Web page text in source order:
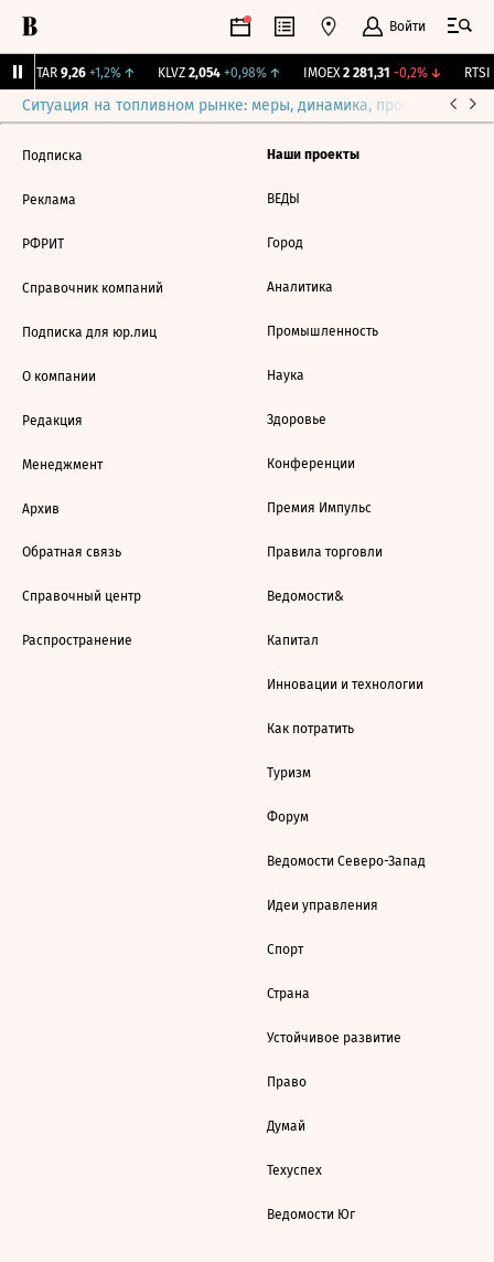
Войти
UTAR 9,26 +1,2%↑ KLVZ 2,054 +0,98%↑ IMOEX 2 281,31 -0,2%↓ RTSI
Ситуация на топливном рынке: меры, динамика, прогнозы
Подписка
Реклама
РФРИТ
Справочник компаний
Подписка для юр.лиц
О компании
Редакция
Менеджмент
Архив
Обратная связь
Справочный центр
Распространение
Наши проекты
ВЕДЫ
Город
Аналитика
Промышленность
Наука
Здоровье
Конференции
Премия Импульс
Правила торговли
Ведомости&
Капитал
Инновации и технологии
Как потратить
Туризм
Форум
Ведомости Северо-Запад
Идеи управления
Спорт
Страна
Устойчивое развитие
Право
Думай
Техуспех
Ведомости Юг